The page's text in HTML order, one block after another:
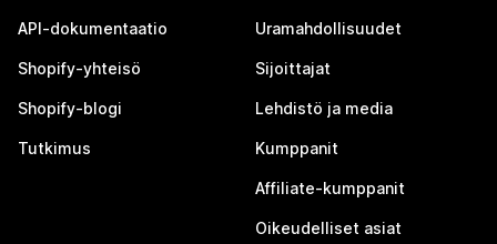
API-dokumentaatio
Shopify-yhteisö
Shopify-blogi
Tutkimus
Uramahdollisuudet
Sijoittajat
Lehdistö ja media
Kumppanit
Affiliate-kumppanit
Oikeudelliset asiat